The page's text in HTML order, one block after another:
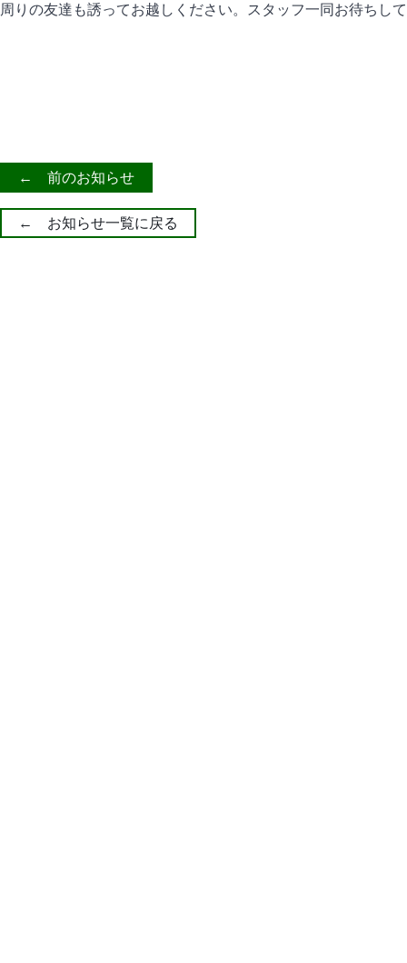
周りの友達も誘ってお越しください。スタッフ一同お待ちし
← 前のお知らせ
← お知らせ一覧に戻る